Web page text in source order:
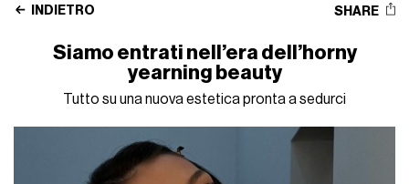
INDIETRO SHARE
Siamo entrati nell’era dell’horny
yearning beauty
Tutto su una nuova estetica pronta a sedurci